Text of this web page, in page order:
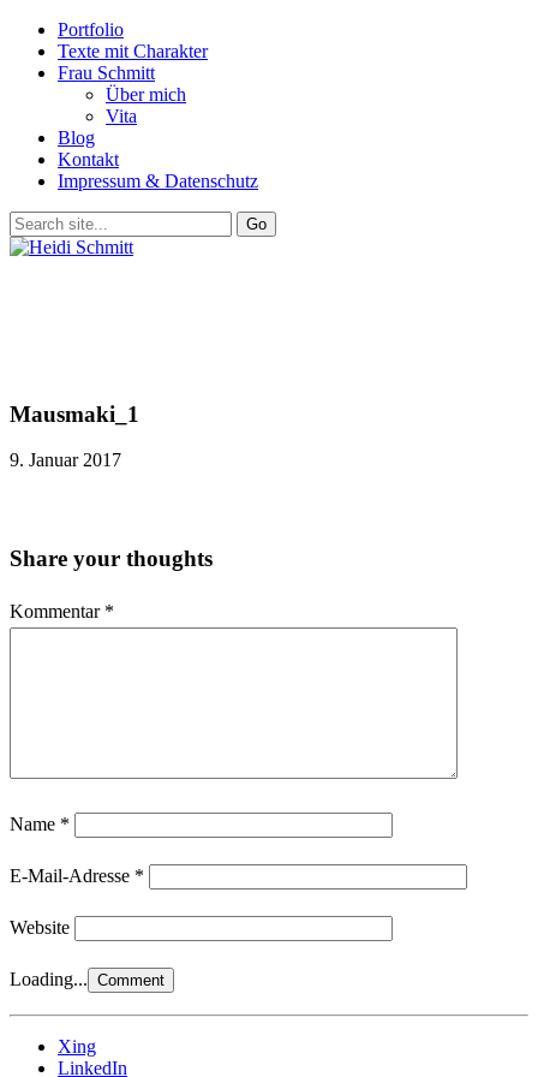
Portfolio
Texte mit Charakter
Frau Schmitt
Über mich
Vita
Blog
Kontakt
Impressum & Datenschutz
Mausmaki_1
9. Januar 2017
Share your thoughts
Kommentar *
Name *
E-Mail-Adresse *
Website
Loading...
Xing
LinkedIn